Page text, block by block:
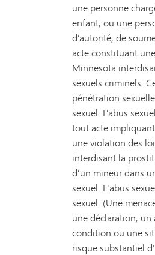
une personne
enfant, ou une
d’autorité, de
acte constituant
Minnesota
sexuels criminels.
pénétration
sexuel. L’abus
tout acte
une violation des
interdisant la
d’un mineur dans
sexuel. L'abus
sexuel. (Une
une déclaration,
condition ou une
risque substantiel